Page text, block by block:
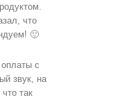
что
🙂
с
звук, на
так